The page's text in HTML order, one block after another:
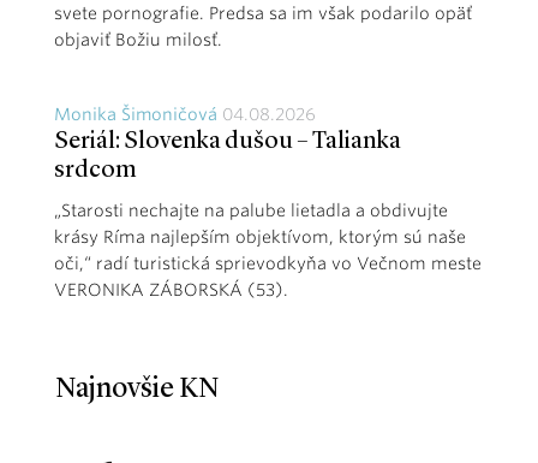
svete pornografie. Predsa sa im však podarilo opäť
objaviť Božiu milosť.
Monika Šimoničová 04.08.2026
Seriál: Slovenka dušou – Talianka
srdcom
„Starosti nechajte na palube lietadla a obdivujte
krásy Ríma najlepším objektívom, ktorým sú naše
oči,“ radí turistická sprievodkyňa vo Večnom meste
VERONIKA ZÁBORSKÁ (53).
Najnovšie KN